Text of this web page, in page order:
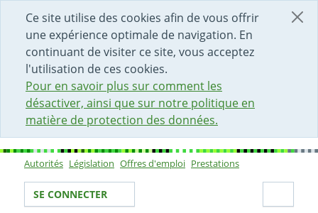
Ce site utilise des cookies afin de vous offrir
une expérience optimale de navigation. En
continuant de visiter ce site, vous acceptez
l'utilisation de ces cookies.
Pour en savoir plus sur comment les
désactiver, ainsi que sur notre politique en
matière de protection des données.
DÉBUT DU CONTENU DE LA PAGE
ACCÈS AU CHAMP DE RECHERCHE
PAGE D'ACCUEIL
FORMULAIRE DE CONTACT
Sous-navigation
Autorités Législation Offres d'emploi Prestations
Votre identité
SE CONNECTER